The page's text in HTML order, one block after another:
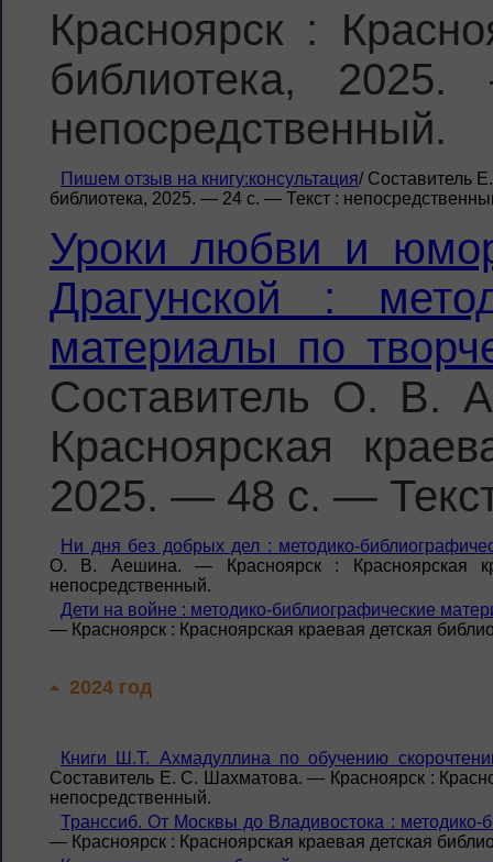
Красноярск :
библиотека,
непосредственный.
Пишем отзыв на книгу:консультация/ Составитель
библиотека, 2025. — 24 с. — Текст :
Уроки любви и
Драгунской :
материалы по
Составитель О. В.
Красноярская
2025. — 48 с. —
Ни дня без добрых дел : методико-
О. В. Аешина. — Красноярск : Красноярская
непосредственный.
Дети на войне : методико-библиографические
— Красноярск : Красноярская краевая детская
2024 год
Книги Ш.Т. Ахмадуллина по обучению
Составитель Е. С. Шахматова. — Красноярск :
непосредственный.
Транссиб. От Москвы до Владивостока : методико-
— Красноярск : Красноярская краевая детская